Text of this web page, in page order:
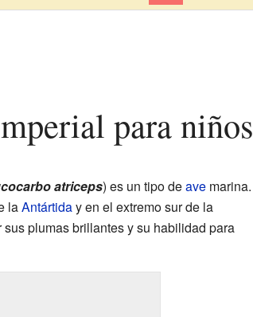
para niños
atriceps) es un tipo deavemarina.
laAntártiday en el extremo sur de la
plumas brillantes y su habilidad para